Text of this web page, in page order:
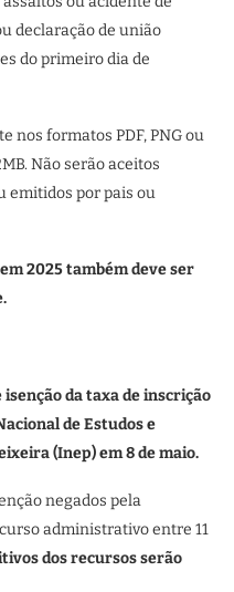
declaração de união
do primeiro dia de
nos formatos PDF, PNG ou
Não serão aceitos
emitidos por pais ou
2025 também deve ser
da taxa de inscrição
de Estudos e
(Inep) em 8 de maio.
negados pela
administrativo entre 11
dos recursos serão